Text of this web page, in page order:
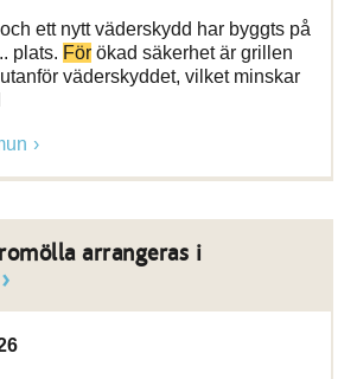
ett nytt väderskydd har byggts på
plats. För ökad säkerhet är grillen
väderskyddet, vilket minskar
arrangeras i